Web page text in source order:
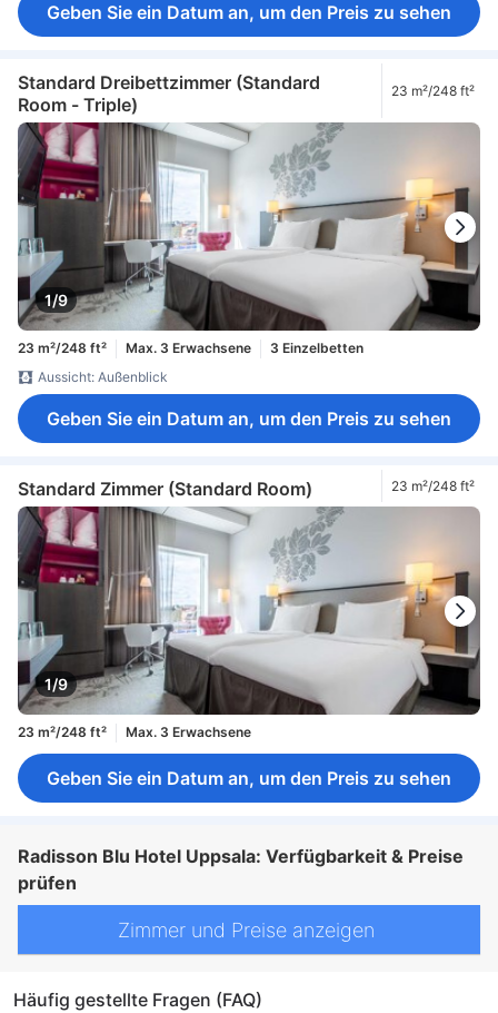
Geben Sie ein Datum an, um den Preis zu sehen
Standard Dreibettzimmer (Standard
Room - Triple)
23 m²/248 ft²
1/9
23 m²/248 ft² Max. 3 Erwachsene
3 Einzelbetten
Aussicht: Außenblick
Geben Sie ein Datum an, um den Preis zu sehen
Standard Zimmer (Standard Room) 23 m²/248 ft²
1/9
23 m²/248 ft² Max. 3 Erwachsene
Geben Sie ein Datum an, um den Preis zu sehen
Radisson Blu Hotel Uppsala: Verfügbarkeit & Preise
prüfen
Zimmer und Preise anzeigen
Häufig gestellte Fragen (FAQ)